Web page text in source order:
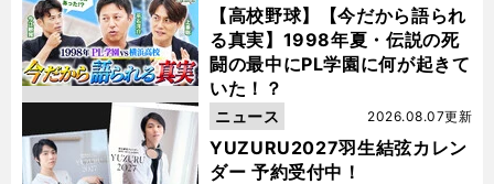
【高校野球】【今だから語られ
る真実】1998年夏・伝説の死
闘の最中にPL学園に何が起きて
いた！？
動画
YUZURU2027羽生結弦カレン
ダー 予約受付中！
2026.08.07更新
ニュース